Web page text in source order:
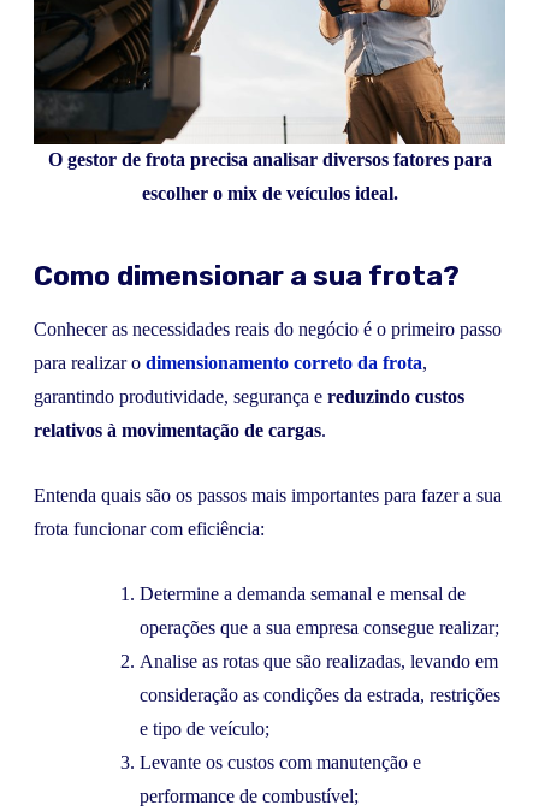
O gestor de frota precisa analisar diversos fatores para
escolher o mix de veículos ideal.
Como dimensionar a sua frota?
Conhecer as necessidades reais do negócio é o primeiro passo
para realizar o dimensionamento correto da frota,
garantindo produtividade, segurança e reduzindo custos
relativos à movimentação de cargas.
Entenda quais são os passos mais importantes para fazer a sua
frota funcionar com eficiência:
Determine a demanda semanal e mensal de
operações que a sua empresa consegue realizar;
Analise as rotas que são realizadas, levando em
consideração as condições da estrada, restrições
e tipo de veículo;
Levante os custos com manutenção e
performance de combustível;